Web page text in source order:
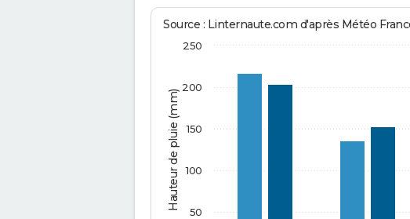
Hauteur de pluie (mm)
Source : Linternaute.com d'après Météo
50
100
150
200
250